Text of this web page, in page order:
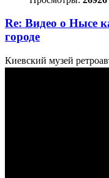
Re: Видео о Нысе
городе
Киевский музей